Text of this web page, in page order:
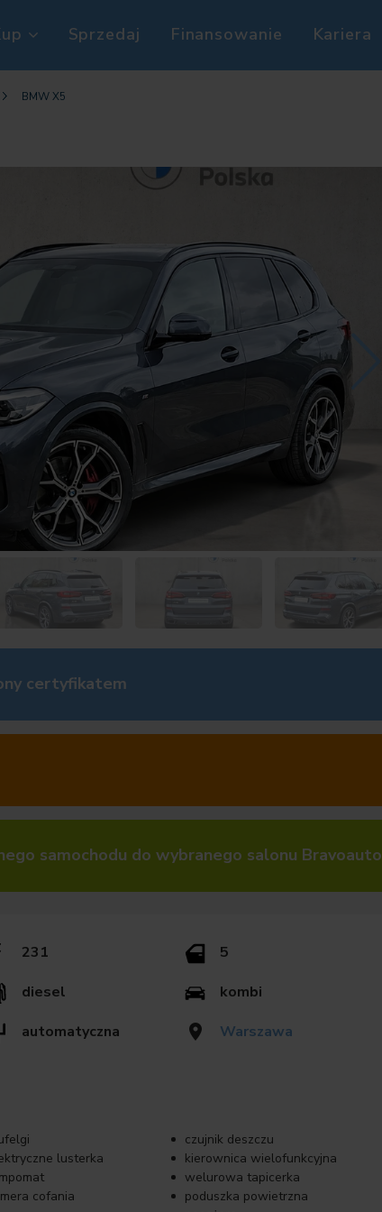
Sprzedaj Finansowanie Kariera
BMW X5
certyfikatem
samochodu do wybranego salonu Bravoauto
231
5
diesel
kombi
automatyczna Warszawa
czujnik deszczu
lusterka
kierownica wielofunkcyjna
welurowa tapicerka
cofania
poduszka powietrzna